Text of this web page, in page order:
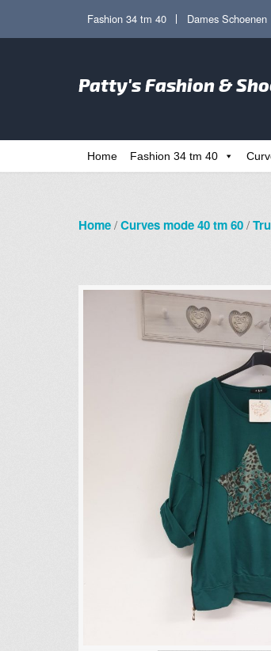
Ga
navigatie
Ga
de
inhoud
Fashion 34 tm 40 Dames Schoenen
Patty's Fashion &
Home Fashion 34 tm 40
Home/Curves mode 40 tm 60/